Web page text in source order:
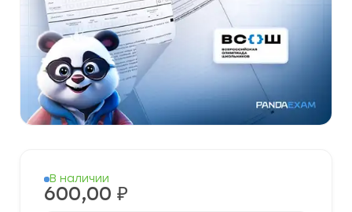
В наличии
600,00 ₽